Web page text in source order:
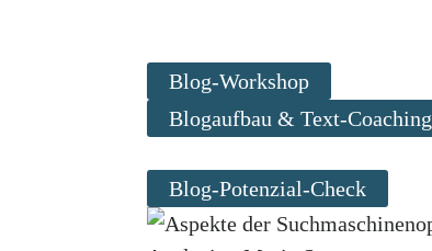
Blog-Workshop
Blogaufbau & Text-Coaching
Blog-Potenzial-Check